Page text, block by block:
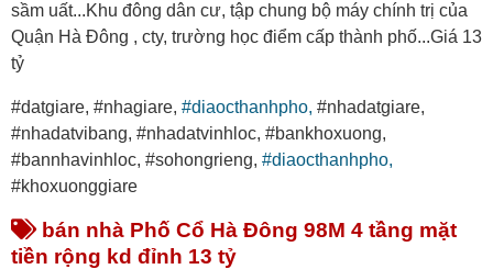
sầm uất...Khu đông dân cư, tập chung bộ máy chính trị của
Quận Hà Đông , cty, trường học điểm cấp thành phố...Giá 13
tỷ
#datgiare, #nhagiare, #diaocthanhpho, #nhadatgiare,
#nhadatvibang, #nhadatvinhloc, #bankhoxuong,
#bannhavinhloc, #sohongrieng, #diaocthanhpho,
#khoxuonggiare
bán nhà Phố Cổ Hà Đông 98M 4 tầng mặt
tiền rộng kd đỉnh 13 tỷ